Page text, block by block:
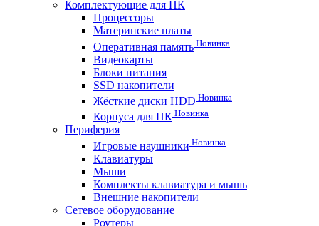
Комплектующие для ПК
Процессоры
Материнские платы
Оперативная память Новинка
Видеокарты
Блоки питания
SSD накопители
Жёсткие диски HDD Новинка
Корпуса для ПК Новинка
Периферия
Игровые наушники Новинка
Клавиатуры
Мыши
Комплекты клавиатура и мышь
Внешние накопители
Сетевое оборудование
Роутеры